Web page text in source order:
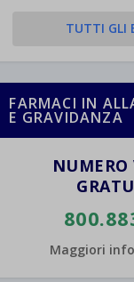
TUTTI GLI
FARMACI IN
E GRAVIDANZA
NUMERO
Maggiori